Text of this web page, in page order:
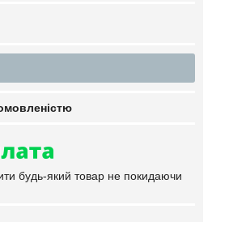
будь-який товар не покидаючи